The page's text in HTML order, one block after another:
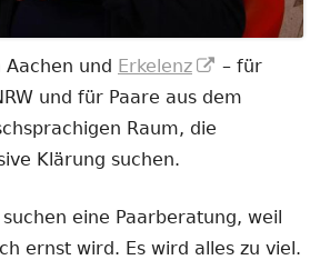
Aachen und Erkelenz
In
neuem
– für
und für Paare aus dem
Raum, die
Klärung suchen.
eine Paarberatung, weil
ernst wird. Es wird alles zu viel.